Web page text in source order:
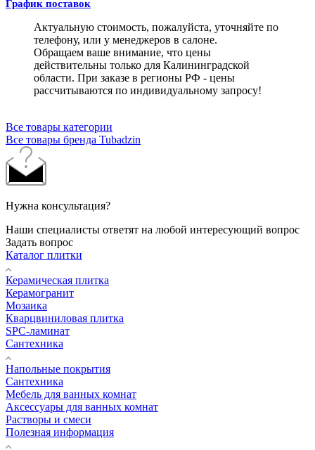
График поставок
Актуальную стоимость, пожалуйста, уточняйте по
телефону, или у менеджеров в салоне.
Обращаем ваше внимание, что цены
действительны только для Калининградской
области. При заказе в регионы РФ - цены
рассчитываются по индивидуальному запросу!
Все товары категории
Все товары бренда Tubadzin
Нужна консультация?
Наши специалисты ответят на любой интересующий вопрос
Задать вопрос
Каталог плитки
Керамическая плитка
Керамогранит
Мозаика
Кварцвиниловая плитка
SPC-ламинат
Сантехника
Напольные покрытия
Сантехника
Мебель для ванных комнат
Аксессуары для ванных комнат
Растворы и смеси
Полезная информация